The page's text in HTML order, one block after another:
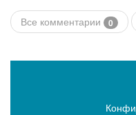
Все комментарии 0